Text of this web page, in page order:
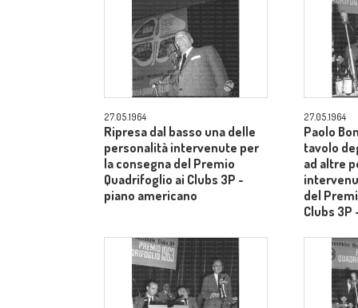
27.05.1964
Ripresa dal basso una delle
personalità intervenute per
la consegna del Premio
Quadrifoglio ai Clubs 3P -
piano americano
27.05.1964
Paolo
tavolo
ad altre
del
Clubs